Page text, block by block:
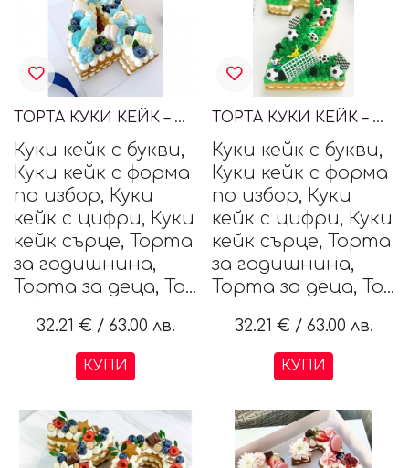
ТОРТА КУКИ КЕЙК – ЦИФРА 4
Куки кейк с букви,
Куки кейк с форма
по избор, Куки
кейк с цифри, Куки
кейк сърце, Торта
за годишнина,
Торта за деца, То...
32.21 € / 63.00 лв.
КУПИ
ТОРТА КУКИ КЕЙК – ЦИФРА 2
Куки кейк с букви,
Куки кейк с форма
по избор, Куки
кейк с цифри, Куки
кейк сърце, Торта
за годишнина,
Торта за деца, То...
32.21 € / 63.00 лв.
КУПИ